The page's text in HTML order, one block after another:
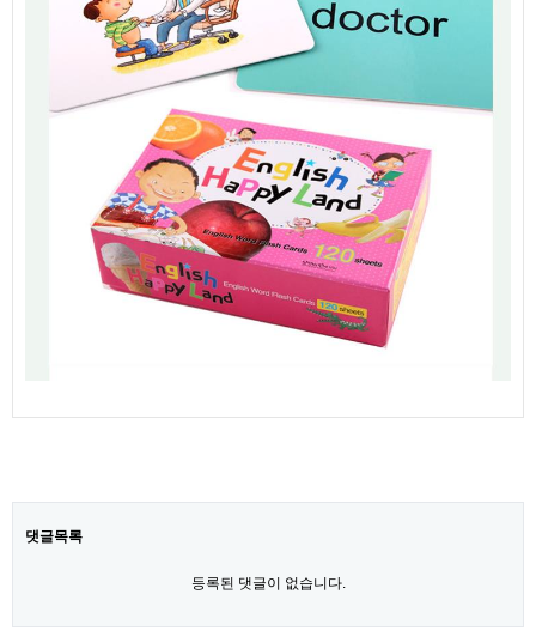
댓글목록
등록된 댓글이 없습니다.